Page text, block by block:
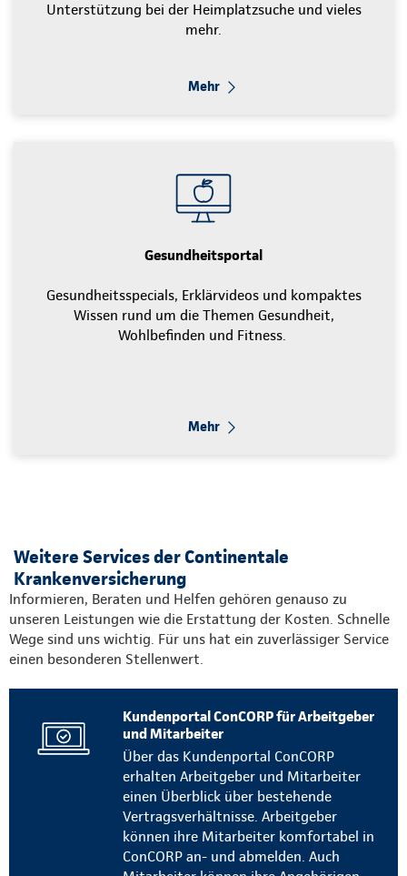
Unterstützung bei der Heimplatzsuche und vieles
mehr.
Mehr
Gesundheitsportal
Gesundheitsspecials, Erklärvideos und kompaktes
Wissen rund um die Themen Gesundheit,
Wohlbefinden und Fitness.
Mehr
Weitere Services der Continentale
Krankenversicherung
Informieren, Beraten und Helfen gehören genauso zu
unseren Leistungen wie die Erstattung der Kosten. Schnelle
Wege sind uns wichtig. Für uns hat ein zuverlässiger Service
einen besonderen Stellenwert.
Kundenportal ConCORP für Arbeitgeber
und Mitarbeiter
Über das Kundenportal ConCORP
erhalten Arbeitgeber und Mitarbeiter
einen Überblick über bestehende
Vertragsverhältnisse. Arbeitgeber
können ihre Mitarbeiter komfortabel in
ConCORP an- und abmelden. Auch